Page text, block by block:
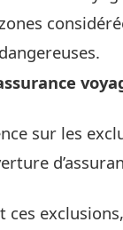
dangereuses.
sur les
ces